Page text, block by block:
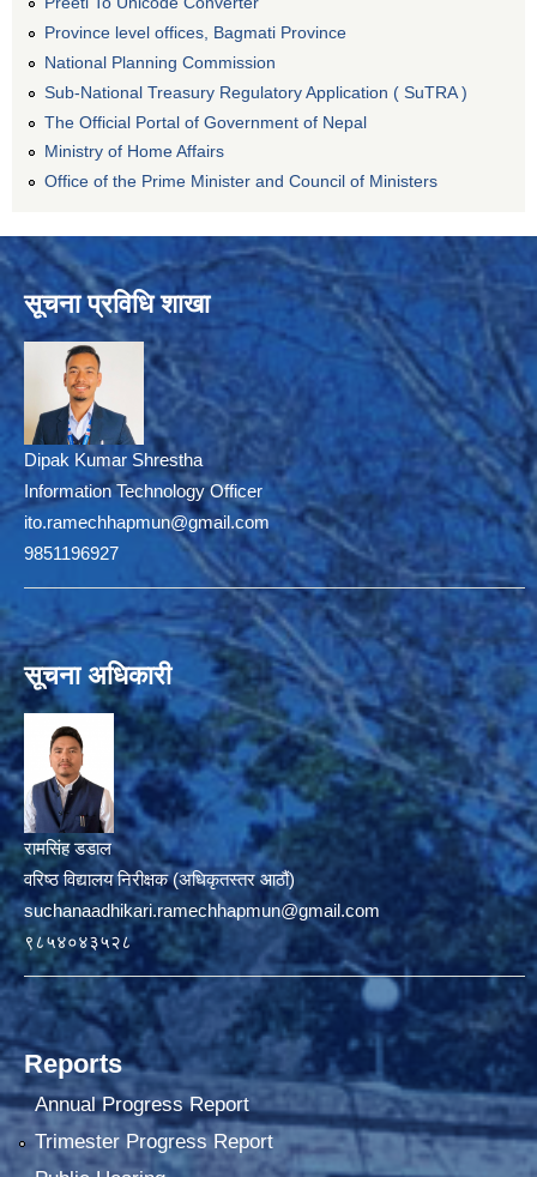
Province level offices, Bagmati Province
National Planning Commission
Sub-National Treasury Regulatory Application ( SuTRA )
The Official Portal of Government of Nepal
Ministry of Home Affairs
Office of the Prime Minister and Council of Ministers
सूचना प्रविधि शाखा
Dipak Kumar Shrestha
Information Technology Officer
ito.ramechhapmun@gmail.com
9851196927
सूचना अधिकारी
रामसिंह डडाल
वरिष्ठ विद्यालय निरीक्षक (अधिकृतस्तर आठौं)
suchanaadhikari.ramechhapmun@gmail.com
९८५४०४३५२८
Reports
Annual Progress Report
Trimester Progress Report